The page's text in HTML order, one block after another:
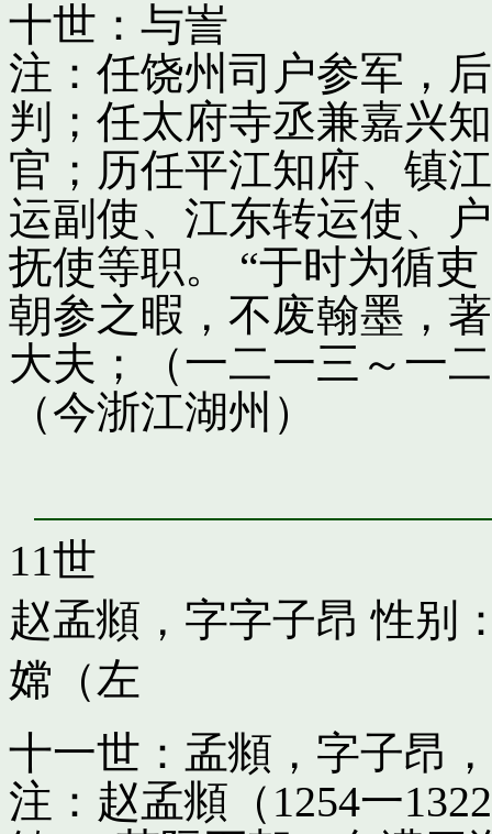
十世：与訔
注：任饶州司户参军，
判；任太府寺丞兼嘉兴
官；历任平江知府、镇
运副使、江东转运使、
抚使等职。 “于时为循
朝参之暇，不废翰墨，
大夫；（一二一三～一
（今浙江湖州）
11世
赵孟頫，字字子昂 性别
嫦（左
十一世：孟頫，字子昂
注：赵孟頫（1254一